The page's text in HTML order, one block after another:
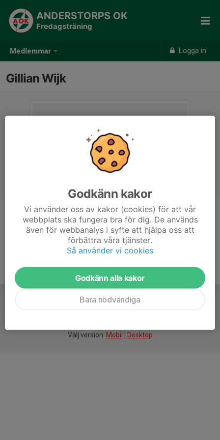
Medlemmar Logga in
ANDERSTORPS OK
Fredagsträning
Gillian Wijk
Ålder 34 år
Välj version: Mobil Desktop
Godkänn kakor
Vi använder oss av kakor (cookies) för att vår
webbplats ska fungera bra för dig. De används
även för webbanalys i syfte att hjälpa oss att
förbättra våra tjänster.
Så använder vi cookies
Godkänn alla kakor
Bara nödvändiga